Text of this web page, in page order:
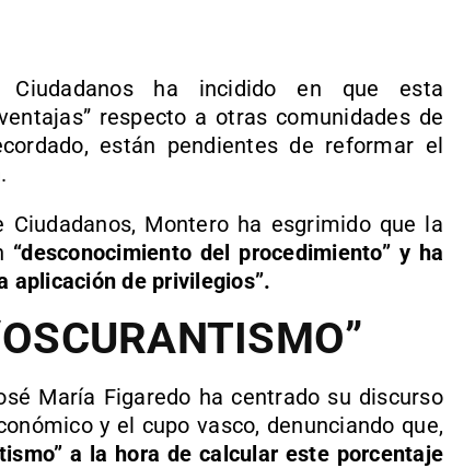
Ciudadanos ha incidido en que esta
respecto a otras comunidades de
están pendientes de reformar el
Montero ha esgrimido que la
“desconocimiento del procedimiento” y ha
aplicación de privilegios”.
María Figaredo ha centrado su discurso
y el cupo vasco, denunciando que,
a la hora de calcular este porcentaje